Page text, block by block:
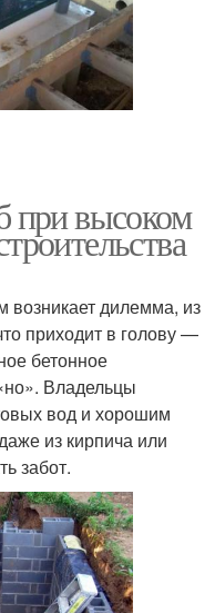
при высоком
возникает дилемма, из
приходит в голову —
бетонное
Владельцы
вод и хорошим
из кирпича или
забот.